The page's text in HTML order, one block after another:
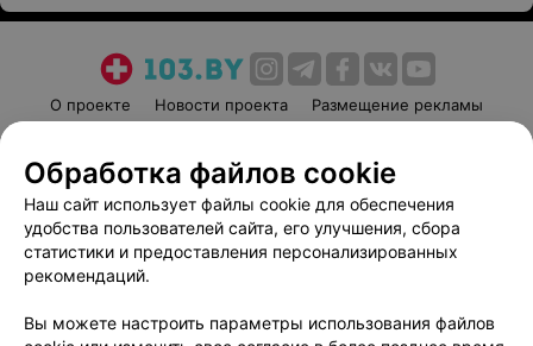
О проекте Новости проекта
Размещение рекламы
Пользовательское соглашение
Способы оплаты
Вакансии
Партнеры
Написать руководителю 103.by
Обработка персональных данных
Обработка файлов cookie
Наш сайт использует файлы cookie для обеспечения
удобства пользователей сайта, его улучшения, сбора
статистики и предоставления персонализированных
рекомендаций.
Вы можете настроить параметры использования файлов